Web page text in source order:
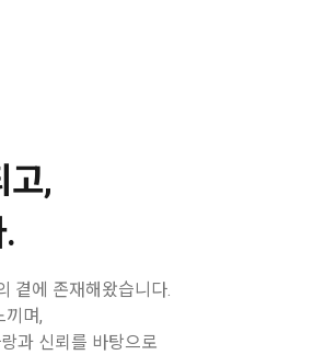
고,
곁에 존재해왔습니다.
끼며,
과 신뢰를 바탕으로